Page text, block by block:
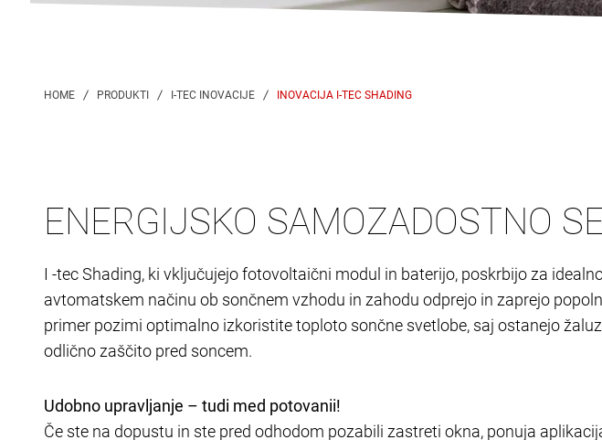
INOVACIJA I-TEC SHADING
ENERGIJSKO SAMOZADOSTNO
I -tec Shading, ki vključujejo fotovoltaični modul in baterijo, poskrbijo za
avtomatskem načinu ob sončnem vzhodu in zahodu odprejo in zaprejo
primer pozimi optimalno izkoristite toploto sončne svetlobe, saj ostanejo
odlično zaščito pred soncem.
Udobno upravljanje – tudi med potovanii!
Če ste na dopustu in ste pred odhodom pozabili zastreti okna, ponuja